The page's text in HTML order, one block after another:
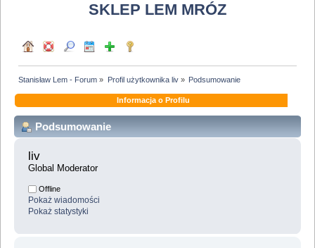
SKLEP LEM MRÓZ
Stanisław Lem - Forum » Profil użytkownika liv» Podsumowanie
Informacja o Profilu
Podsumowanie
liv
Global Moderator
Offline
Pokaż wiadomości
Pokaż statystyki